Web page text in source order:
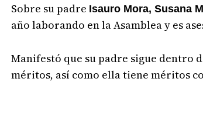
Sobre su padre Isauro Mora, Susana
año laborando en la Asamblea y es
Manifestó que su padre sigue dentro
méritos, así como ella tiene méritos